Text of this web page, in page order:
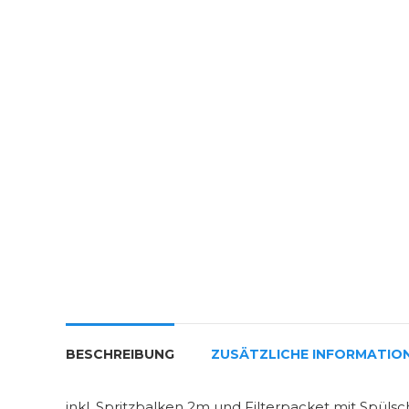
BESCHREIBUNG ZUSÄTZLICHE